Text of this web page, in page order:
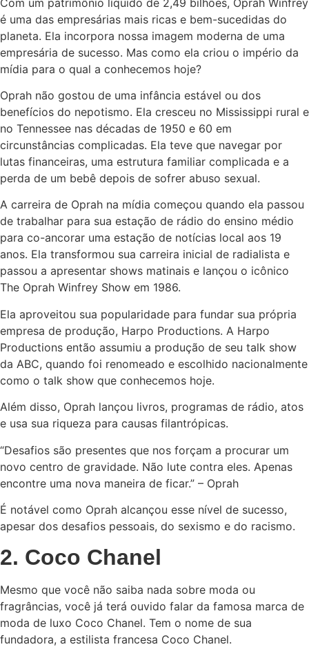
é uma das empresárias mais ricas e bem-sucedidas do
planeta. Ela incorpora nossa imagem moderna de uma
empresária de sucesso. Mas como ela criou o império da
mídia para o qual a conhecemos hoje?
Oprah não gostou de uma infância estável ou dos
benefícios do nepotismo. Ela cresceu no Mississippi rural e
no Tennessee nas décadas de 1950 e 60 em
circunstâncias complicadas. Ela teve que navegar por
lutas financeiras, uma estrutura familiar complicada e a
perda de um bebê depois de sofrer abuso sexual.
A carreira de Oprah na mídia começou quando ela passou
de trabalhar para sua estação de rádio do ensino médio
para co-ancorar uma estação de notícias local aos 19
anos. Ela transformou sua carreira inicial de radialista e
passou a apresentar shows matinais e lançou o icônico
The Oprah Winfrey Show em 1986.
Ela aproveitou sua popularidade para fundar sua própria
empresa de produção, Harpo Productions. A Harpo
Productions então assumiu a produção de seu talk show
da ABC, quando foi renomeado e escolhido nacionalmente
como o talk show que conhecemos hoje.
Além disso, Oprah lançou livros, programas de rádio, atos
e usa sua riqueza para causas filantrópicas.
“Desafios são presentes que nos forçam a procurar um
novo centro de gravidade. Não lute contra eles. Apenas
encontre uma nova maneira de ficar.” – Oprah
É notável como Oprah alcançou esse nível de sucesso,
apesar dos desafios pessoais, do sexismo e do racismo.
2. Coco Chanel
Mesmo que você não saiba nada sobre moda ou
fragrâncias, você já terá ouvido falar da famosa marca de
moda de luxo Coco Chanel. Tem o nome de sua
fundadora, a estilista francesa Coco Chanel.